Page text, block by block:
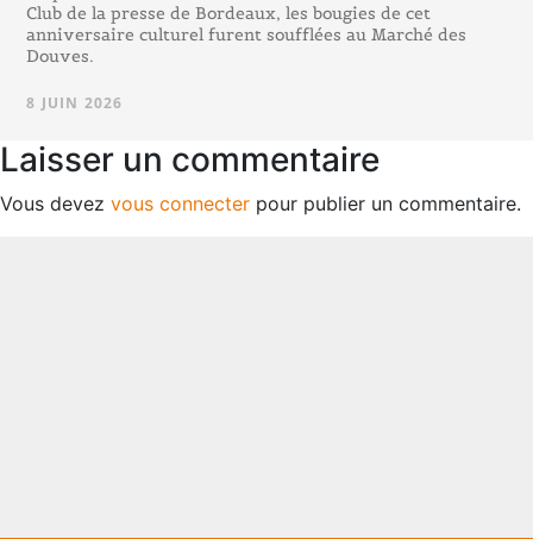
Club de la presse de Bordeaux, les bougies de cet
anniversaire culturel furent soufflées au Marché des
Douves.
8 JUIN 2026
Laisser un commentaire
Vous devez vous connecter pour publier un commentaire.